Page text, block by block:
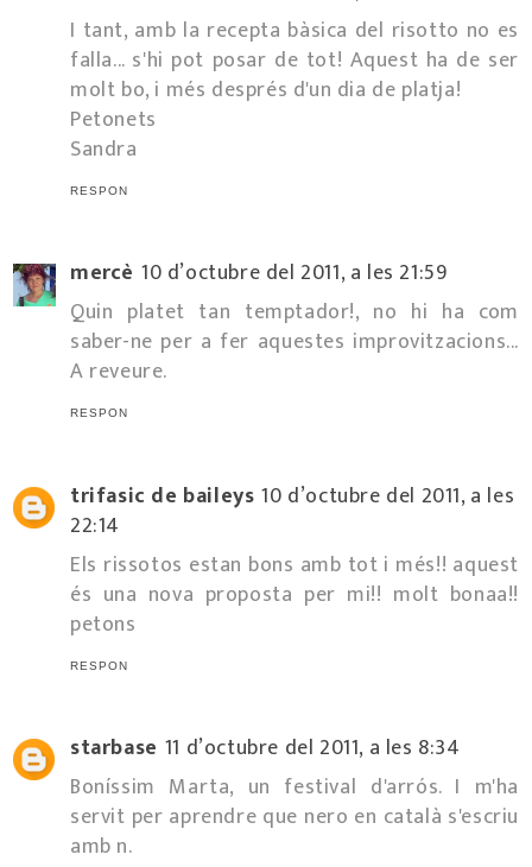
I tant, amb la recepta bàsica del risotto no es
falla... s'hi pot posar de tot! Aquest ha de ser
molt bo, i més després d'un dia de platja!
Petonets
Sandra
RESPON
mercè 10 d’octubre del 2011, a les 21:59
Quin platet tan temptador!, no hi ha com
saber-ne per a fer aquestes improvitzacions...
A reveure.
RESPON
trifasic de baileys 10 d’octubre del 2011, a les
22:14
Els rissotos estan bons amb tot i més!! aquest
és una nova proposta per mi!! molt bonaa!!
petons
RESPON
starbase 11 d’octubre del 2011, a les 8:34
Boníssim Marta, un festival d'arrós. I m'ha
servit per aprendre que nero en català s'escriu
amb n.